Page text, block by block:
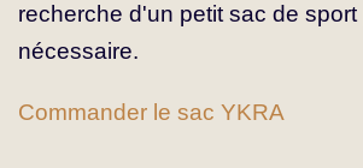
recherche d'un petit sac de sport
nécessaire.
Commander le sac YKRA